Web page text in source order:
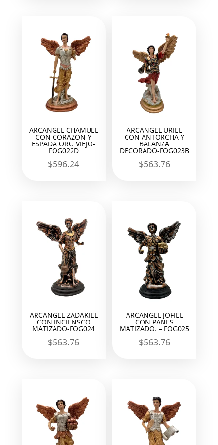
ARCANGEL CHAMUEL
CON CORAZON Y
ESPADA ORO VIEJO-
FOG022D
$596.24
ARCANGEL URIEL
CON ANTORCHA Y
BALANZA
DECORADO-FOG023B
$563.76
ARCANGEL ZADAKIEL
CON INCIENSCO
MATIZADO-FOG024
$563.76
ARCANGEL JOFIEL
CON PANES
MATIZADO. – FOG025
$563.76